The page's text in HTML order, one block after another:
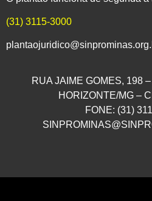
(31) 3115-3000
RUA JAIME GOMES, 198
HORIZONTE/MG –
FONE: (31)